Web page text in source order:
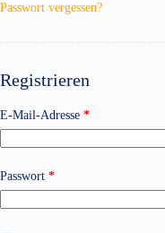
Passwort vergessen?
Registrieren
E-Mail-Adresse *Erforderlich
Passwort *Erforderlich